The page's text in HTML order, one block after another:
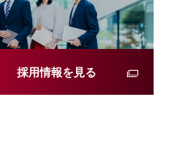
採用情報を見る